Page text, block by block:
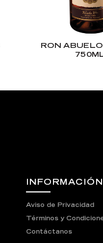
RON
INFORMACIÓN
Aviso de Privacidad
Términos y
Contáctanos